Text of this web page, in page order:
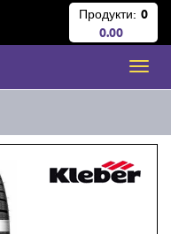
Продукти: 0
0.00